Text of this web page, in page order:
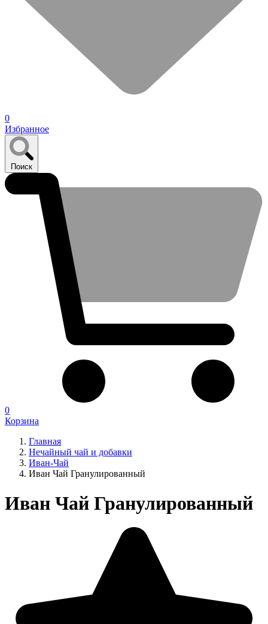
0
Избранное
Поиск
0
Корзина
Главная
Нечайный чай и добавки
Иван-Чай
Иван Чай Гранулированный
Иван Чай Гранулированный